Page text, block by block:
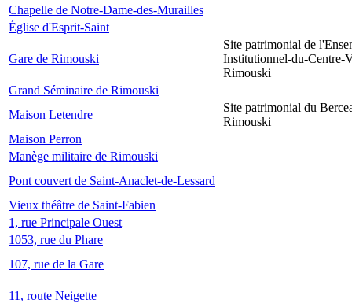
Chapelle de Notre-Dame-des-Murailles
Église d'Esprit-Saint
Gare de Rimouski
Site patrimonial de
Institutionnel-du-Centre-
Rimouski
Grand Séminaire de Rimouski
Maison Letendre
Site patrimonial du
Rimouski
Maison Perron
Manège militaire de Rimouski
Pont couvert de Saint-Anaclet-de-Lessard
Vieux théâtre de Saint-Fabien
1, rue Principale Ouest
1053, rue du Phare
107, rue de la Gare
11, route Neigette